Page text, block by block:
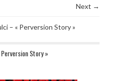
Next →
– « Perversion Story »
Story »